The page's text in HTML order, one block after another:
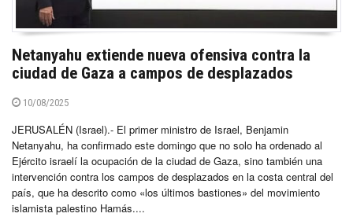
Netanyahu extiende nueva ofensiva contra la
ciudad de Gaza a campos de desplazados
10/08/2025
JERUSALÉN (Israel).- El primer ministro de Israel, Benjamin
Netanyahu, ha confirmado este domingo que no solo ha ordenado al
Ejército israelí la ocupación de la ciudad de Gaza, sino también una
intervención contra los campos de desplazados en la costa central del
país, que ha descrito como «los últimos bastiones» del movimiento
islamista palestino Hamás....